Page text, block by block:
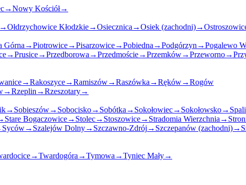
→Nowy Kościół→
→Ołdrzychowice Kłodzkie→Osiecznica →Osiek (zachodni)→
Górna →Piotrowice→Pisarzowice→Pobiedna →Podgórzyn →Pogalewo
→Prusice→Przedborowa →Przedmoście→Przemków→Przeworno→
→Rakoszyce→Ramiszów→Raszówka →Ręków→Rogów
→Rzeplin →Rzeszotary→
→ Sobieszów→ Sobocisko→ Sobótka → Sokołowiec→ Sokołowsko→
Stare Bogaczowice→ Stolec→ Stoszowice→ Stradomia Wierzchnia →
Syców→ Szalejów Dolny→ Szczawno-Zdrój → Szczepanów (zachodni)→
→Twardogóra →Tymowa →Tyniec Mały→